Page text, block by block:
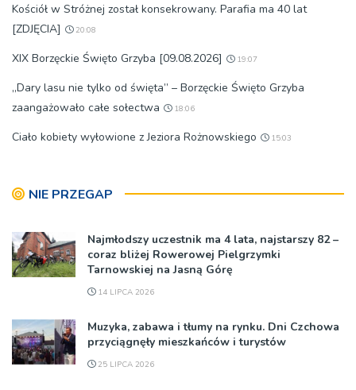
Kościół w Stróżnej został konsekrowany. Parafia ma 40 lat
[ZDJĘCIA]
20:08
XIX Borzęckie Święto Grzyba [09.08.2026] 19:07
„Dary lasu nie tylko od święta” – Borzęckie Święto Grzyba
zaangażowało całe sołectwa
18:06
Ciało kobiety wyłowione z Jeziora Rożnowskiego 15:03
NIE PRZEGAP
Najmłodszy uczestnik ma 4 lata, najstarszy 82 –
coraz bliżej Rowerowej Pielgrzymki
Tarnowskiej na Jasną Górę
14 LIPCA 2026
Muzyka, zabawa i tłumy na rynku. Dni Czchowa
przyciągnęły mieszkańców i turystów
25 LIPCA 2026